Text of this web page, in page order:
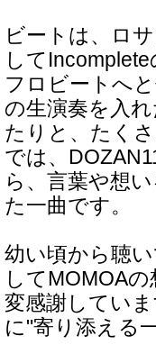
ビートは、ロ
して
フロビートへ
の生演奏を入
たりと、たく
では、
ら、言葉や想
た一曲です。
幼い頃から聴
してMOMOA
変感謝してい
に"寄り添える